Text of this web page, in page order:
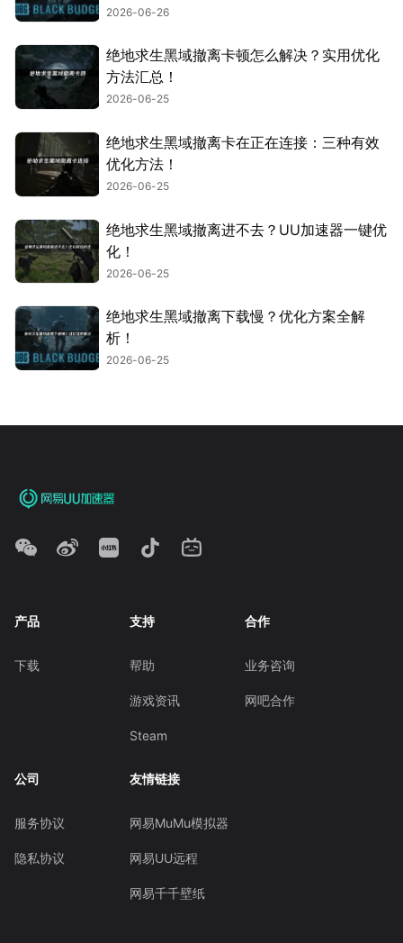
2026-06-26
绝地求生黑域撤离卡顿怎么解决？实用优化
方法汇总！
2026-06-25
绝地求生黑域撤离卡在正在连接：三种有效
优化方法！
2026-06-25
绝地求生黑域撤离进不去？UU加速器一键优
化！
2026-06-25
绝地求生黑域撤离下载慢？优化方案全解
析！
2026-06-25
产品
下载
支持
帮助
游戏资讯
Steam
合作
业务咨询
网吧合作
公司
服务协议
隐私协议
友情链接
网易MuMu模拟器
网易UU远程
网易千千壁纸